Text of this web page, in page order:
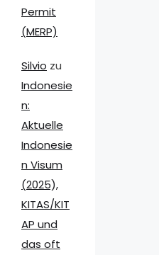
Permit
(MERP)
Silvio zu
Indonesie
n:
Aktuelle
Indonesie
n Visum
(2025),
KITAS/KIT
AP und
das oft